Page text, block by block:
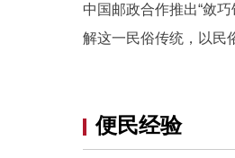
中国邮政合作推出“敛
解这一民俗传统，以民
便民经验